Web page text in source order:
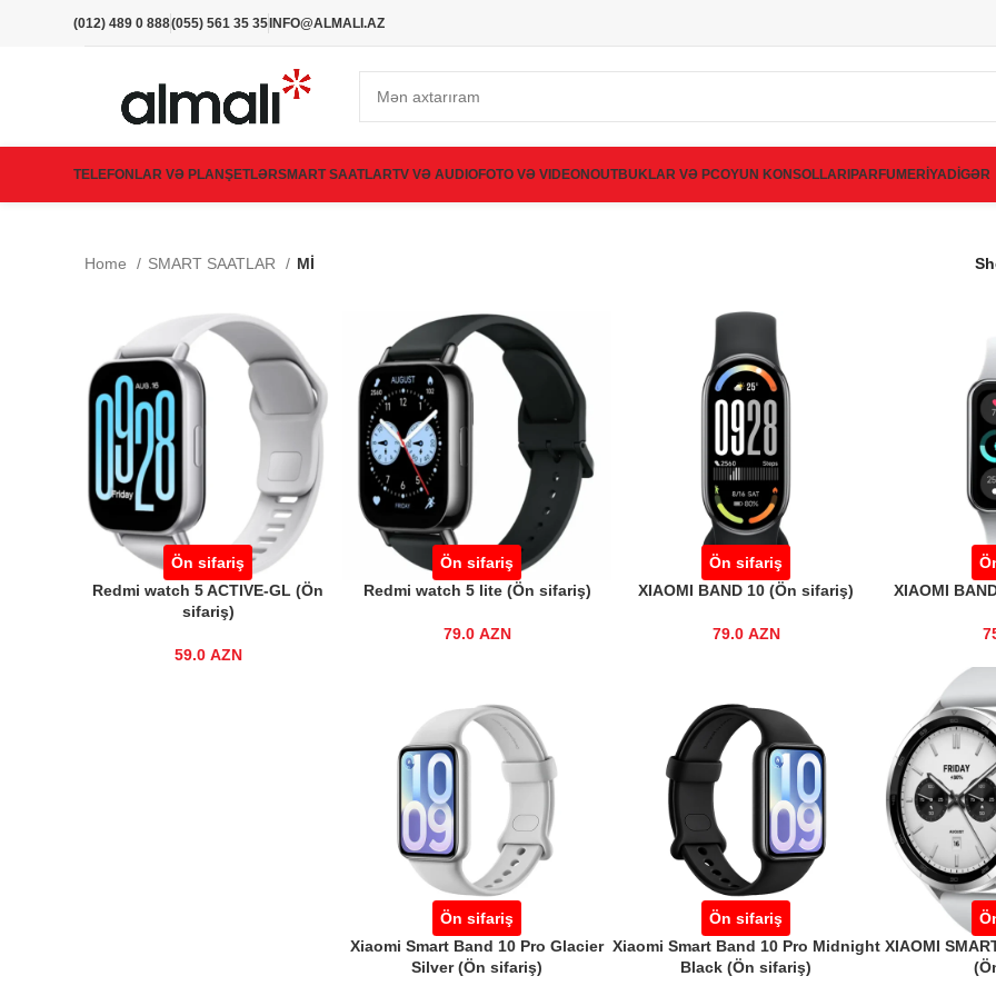
(012) 489 0 888(055) 561 35 35INFO@ALMALI.AZ
TELEFONLAR VƏ PLANŞETLƏRSMART SAATLARTV VƏ AUDIOFOTO VƏ VIDEONOUTBUKLAR VƏ PCOYUN KONSOLLARI PARFUMERİYADİGƏR
Home SMART SAATLAR Mİ
Ön sifariş
Redmi watch 5 ACTIVE-GL (Ön
sifariş)
59.0 AZN
Ön sifariş
Redmi watch 5 lite (Ön sifariş)
79.0 AZN
Ön sifariş
XIAOMI BAND 10 (Ön sifariş)
79.0 AZN
XIAOMI
Ön sifariş
Xiaomi Smart Band 10 Pro Glacier
Silver (Ön sifariş)
Ön sifariş
Xiaomi Smart Band 10 Pro Midnight
Black (Ön sifariş)
XIAOMI